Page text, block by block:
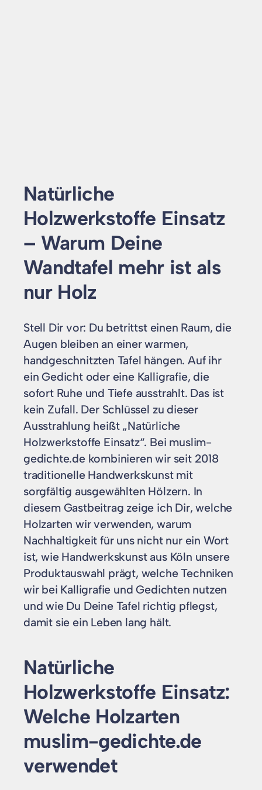
Natürliche
Holzwerkstoffe Einsatz
– Warum Deine
Wandtafel mehr ist als
nur Holz
Stell Dir vor: Du betrittst einen Raum, die
Augen bleiben an einer warmen,
handgeschnitzten Tafel hängen. Auf ihr
ein Gedicht oder eine Kalligrafie, die
sofort Ruhe und Tiefe ausstrahlt. Das ist
kein Zufall. Der Schlüssel zu dieser
Ausstrahlung heißt „Natürliche
Holzwerkstoffe Einsatz“. Bei muslim-
gedichte.de kombinieren wir seit 2018
traditionelle Handwerkskunst mit
sorgfältig ausgewählten Hölzern. In
diesem Gastbeitrag zeige ich Dir, welche
Holzarten wir verwenden, warum
Nachhaltigkeit für uns nicht nur ein Wort
ist, wie Handwerkskunst aus Köln unsere
Produktauswahl prägt, welche Techniken
wir bei Kalligrafie und Gedichten nutzen
und wie Du Deine Tafel richtig pflegst,
damit sie ein Leben lang hält.
Natürliche
Holzwerkstoffe Einsatz:
Welche Holzarten
muslim-gedichte.de
verwendet